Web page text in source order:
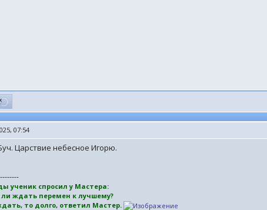
07:54
Царствие небесное Игорю.
ученик спросил у Мастера:
ли ждать перемен к лучшему?
то долго, ответил Мастер.